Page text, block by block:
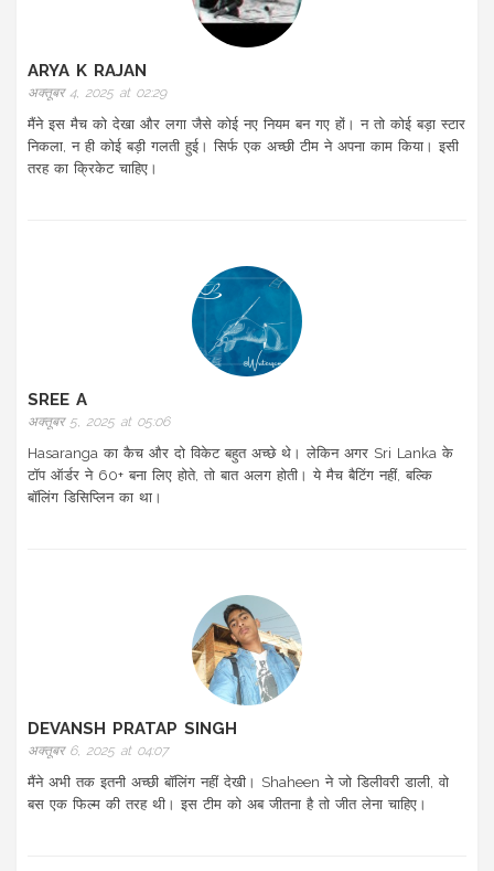
ARYA K RAJAN
अक्तूबर 4, 2025 at 02:29
मैंने इस मैच को देखा और लगा जैसे कोई नए नियम बन गए हों। न तो कोई बड़ा स्टार
निकला, न ही कोई बड़ी गलती हुई। सिर्फ एक अच्छी टीम ने अपना काम किया। इसी
तरह का क्रिकेट चाहिए।
SREE A
अक्तूबर 5, 2025 at 05:06
Hasaranga का कैच और दो विकेट बहुत अच्छे थे। लेकिन अगर Sri Lanka के
टॉप ऑर्डर ने 60+ बना लिए होते, तो बात अलग होती। ये मैच बैटिंग नहीं, बल्कि
बॉलिंग डिसिप्लिन का था।
DEVANSH PRATAP SINGH
अक्तूबर 6, 2025 at 04:07
मैंने अभी तक इतनी अच्छी बॉलिंग नहीं देखी। Shaheen ने जो डिलीवरी डाली, वो
बस एक फिल्म की तरह थी। इस टीम को अब जीतना है तो जीत लेना चाहिए।